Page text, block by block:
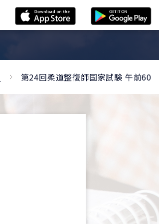
第24回柔道整復師国家試験 午前60